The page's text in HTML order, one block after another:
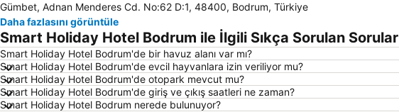
Gümbet, Adnan Menderes Cd. No:62 D:1, 48400, Bodrum, Türkiye
Daha fazlasını görüntüle
Smart Holiday Hotel Bodrum ile İlgili Sıkça Sorulan Sorular
Smart Holiday Hotel Bodrum'de bir havuz alanı var mı?
Smart Holiday Hotel Bodrum'de evcil hayvanlara izin veriliyor mu?
Smart Holiday Hotel Bodrum'de otopark mevcut mu?
Smart Holiday Hotel Bodrum'de giriş ve çıkış saatleri ne zaman?
Smart Holiday Hotel Bodrum nerede bulunuyor?